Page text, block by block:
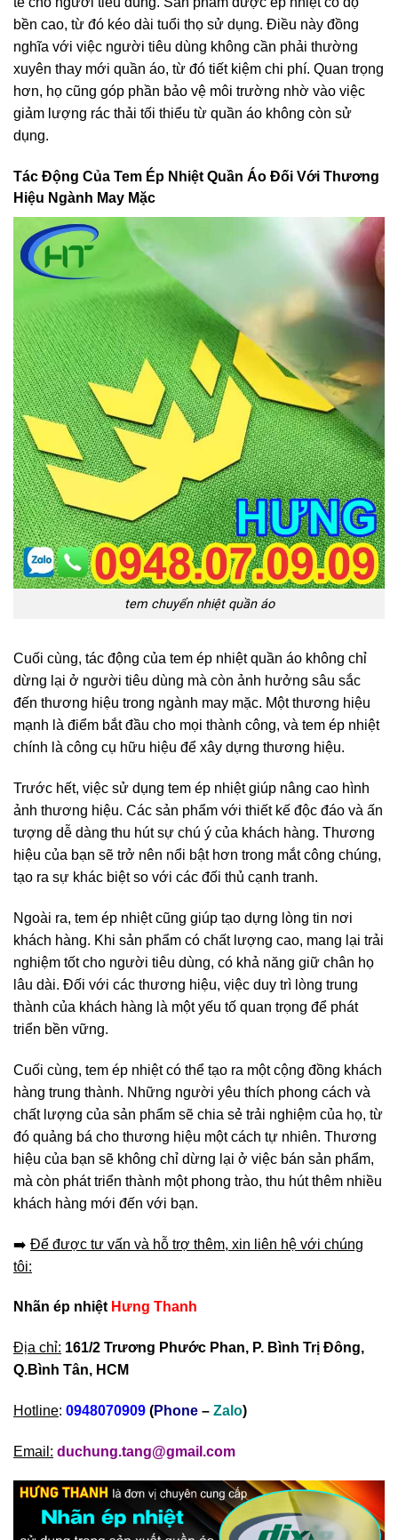
bền cao, từ đó kéo dài tuổi thọ sử dụng. Điều này đồng
nghĩa với việc người tiêu dùng không cần phải thường
xuyên thay mới quần áo, từ đó tiết kiệm chi phí. Quan trọng
hơn, họ cũng góp phần bảo vệ môi trường nhờ vào việc
giảm lượng rác thải tối thiểu từ quần áo không còn sử
dụng.
Tác Động Của Tem Ép Nhiệt Quần Áo Đối Với Thương
Hiệu Ngành May Mặc
tem chuyển nhiệt quần áo
Cuối cùng, tác động của tem ép nhiệt quần áo không chỉ
dừng lại ở người tiêu dùng mà còn ảnh hưởng sâu sắc
đến thương hiệu trong ngành may mặc. Một thương hiệu
mạnh là điểm bắt đầu cho mọi thành công, và tem ép nhiệt
chính là công cụ hữu hiệu để xây dựng thương hiệu.
Trước hết, việc sử dụng tem ép nhiệt giúp nâng cao hình
ảnh thương hiệu. Các sản phẩm với thiết kế độc đáo và ấn
tượng dễ dàng thu hút sự chú ý của khách hàng. Thương
hiệu của bạn sẽ trở nên nổi bật hơn trong mắt công chúng,
tạo ra sự khác biệt so với các đối thủ cạnh tranh.
Ngoài ra, tem ép nhiệt cũng giúp tạo dựng lòng tin nơi
khách hàng. Khi sản phẩm có chất lượng cao, mang lại trải
nghiệm tốt cho người tiêu dùng, có khả năng giữ chân họ
lâu dài. Đối với các thương hiệu, việc duy trì lòng trung
thành của khách hàng là một yếu tố quan trọng để phát
triển bền vững.
Cuối cùng, tem ép nhiệt có thể tạo ra một cộng đồng khách
hàng trung thành. Những người yêu thích phong cách và
chất lượng của sản phẩm sẽ chia sẻ trải nghiệm của họ, từ
đó quảng bá cho thương hiệu một cách tự nhiên. Thương
hiệu của bạn sẽ không chỉ dừng lại ở việc bán sản phẩm,
mà còn phát triển thành một phong trào, thu hút thêm nhiều
khách hàng mới đến với bạn.
➡️ Để được tư vấn và hỗ trợ thêm, xin liên hệ với chúng
tôi:
Nhãn ép nhiệt Hưng Thanh
Địa chỉ: 161/2 Trương Phước Phan, P. Bình Trị Đông,
Q.Bình Tân, HCM
Hotline: 0948070909 (Phone – Zalo)
Email: duchung.tang@gmail.com